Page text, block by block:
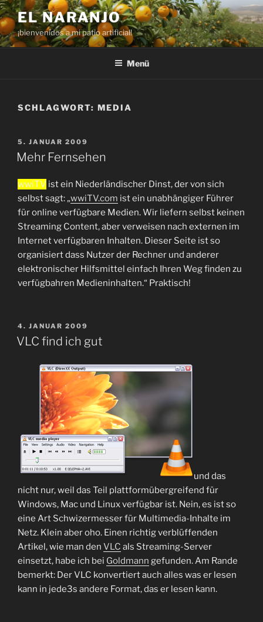
Zum
Inhalt
springen
EL NARANJO
¡bienvenidos a mi patio artificial!
Menü
SCHLAGWORT: MEDIA
VERÖFFENTLICHT
AM
5. JANUAR 2009
Mehr Fernsehen
wwiTV ist ein Niederländischer Dinst, der von sich
selbst sagt: „wwiTV.com ist ein unabhängiger Führer
für online verfügbare Medien. Wir liefern selbst keinen
Streaming Content, aber verweisen nach externen im
Internet verfügbaren Inhalten. Dieser Seite ist so
organisiert dass Nutzer der Rechner und anderer
elektronischer Hilfsmittel einfach Ihren Weg finden zu
verfügbahren Medieninhalten.“ Praktisch!
VERÖFFENTLICHT
AM
4. JANUAR 2009
VLC find ich gut
und das
nicht nur, weil das Teil plattformübergreifend für
Windows, Mac und Linux verfügbar ist. Nein, es ist so
eine Art Schwizermesser für Multimedia-Inhalte im
Netz. Klein aber oho. Einen richtig verblüffenden
Artikel, wie man den VLC als Streaming-Server
einsetzt, habe ich bei Goldmann gefunden. Am Rande
bemerkt: Der VLC konvertiert auch alles was er lesen
kann in jede3s andere Format, das er lesen kann.